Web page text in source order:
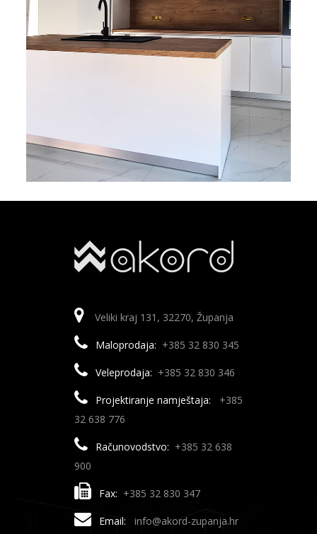
Veliki kraj 131, 32270, Županja
Maloprodaja: +385 32 830 345
Veleprodaja: +385 32 830 346
Projektiranje namještaja:
+385
32 638 776
Računovodstvo: +385 32 638
900
Fax: +385 32 830 347
Email: info@akord-zupanja.hr